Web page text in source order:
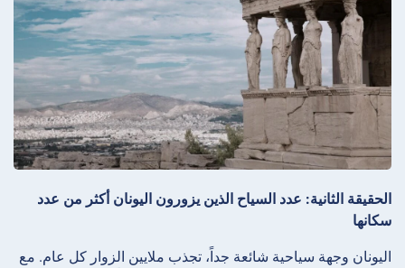
الحقيقة الثانية: عدد السياح الذين يزورون اليونان أكثر من عدد
سكانها
اليونان وجهة سياحية شائعة جداً، تجذب ملايين الزوار كل عام. مع